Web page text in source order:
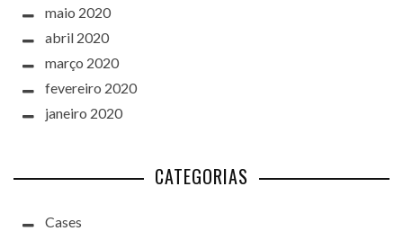
maio 2020
abril 2020
março 2020
fevereiro 2020
janeiro 2020
CATEGORIAS
Cases